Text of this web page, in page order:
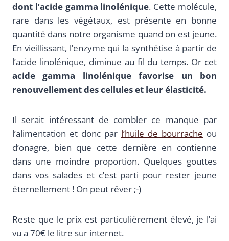
dont l’acide gamma linolénique. Cette molécule,
rare dans les végétaux, est présente en bonne
quantité dans notre organisme quand on est jeune.
En vieillissant, l’enzyme qui la synthétise à partir de
l’acide linolénique, diminue au fil du temps. Or cet
acide gamma linolénique favorise un bon
renouvellement des cellules et leur élasticité.
Il serait intéressant de combler ce manque par
l’alimentation et donc par l’huile de bourrache ou
d’onagre, bien que cette dernière en contienne
dans une moindre proportion. Quelques gouttes
dans vos salades et c’est parti pour rester jeune
éternellement ! On peut rêver ;-)
Reste que le prix est particulièrement élevé, je l’ai
vu a 70€ le litre sur internet.